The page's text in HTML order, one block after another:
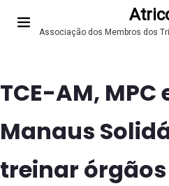
Associação dos Membros dos
TCE-AM, MPC
Manaus
treinar